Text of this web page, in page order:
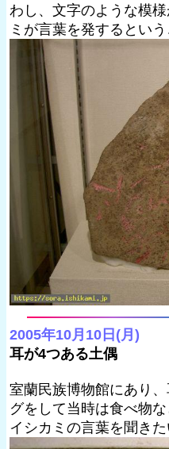
わし、文字のような模
ミが言葉を発するとい
2005年10月10日(月)
耳が4つある土偶
室蘭民族博物館にあり
グをして当時は食べ物
イシカミの言葉を聞き